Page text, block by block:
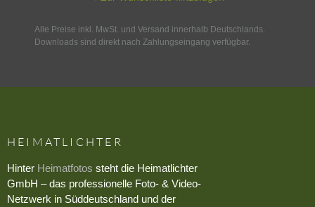
Alle Preise inkl. MwSt. und Versand innerhalb Deutschlands.
Downloads sind direkt nach Zahlungseingang verfügbar.
HEIMATLICHTER
Hinter Heimatfotos steht die Heimatlichter
GmbH – das professionelle Foto- & Video-
Netzwerk in Süddeutschland und der